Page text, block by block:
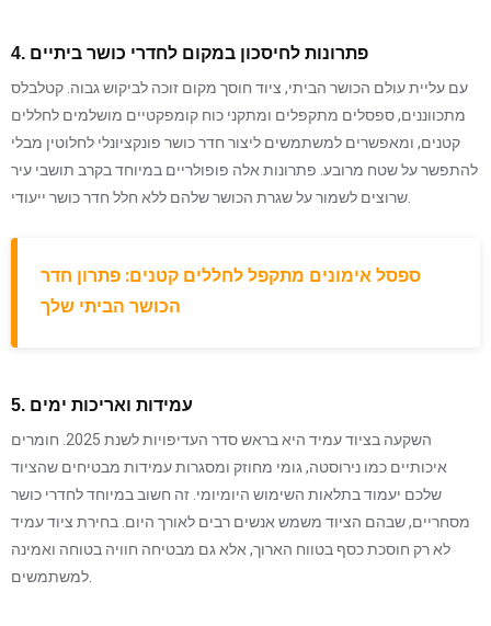
4. פתרונות לחיסכון במקום לחדרי כושר ביתיים
עם עליית עולם הכושר הביתי, ציוד חוסך מקום זוכה לביקוש גבוה. קטלבלס
מתכווננים, ספסלים מתקפלים ומתקני כוח קומפקטיים מושלמים לחללים
קטנים, ומאפשרים למשתמשים ליצור חדר כושר פונקציונלי לחלוטין מבלי
להתפשר על שטח מרובע. פתרונות אלה פופולריים במיוחד בקרב תושבי עיר
ספסל אימונים מתקפל לחללים קטנים: פתרון חדר
הכושר הביתי שלך
5. עמידות ואריכות ימים
השקעה בציוד עמיד היא בראש סדר העדיפויות לשנת 2025. חומרים
איכותיים כמו נירוסטה, גומי מחוזק ומסגרות עמידות מבטיחים שהציוד
שלכם יעמוד בתלאות השימוש היומיומי. זה חשוב במיוחד לחדרי כושר
מסחריים, שבהם הציוד משמש אנשים רבים לאורך היום. בחירת ציוד עמיד
לא רק חוסכת כסף בטווח הארוך, אלא גם מבטיחה חוויה בטוחה ואמינה